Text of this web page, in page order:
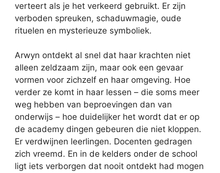
verteert als je het verkeerd gebruikt. Er zijn
verboden spreuken, schaduwmagie, oude
rituelen en mysterieuze symboliek.
Arwyn ontdekt al snel dat haar krachten niet
alleen zeldzaam zijn, maar ook een gevaar
vormen voor zichzelf en haar omgeving. Hoe
verder ze komt in haar lessen – die soms meer
weg hebben van beproevingen dan van
onderwijs – hoe duidelijker het wordt dat er op
de academy dingen gebeuren die niet kloppen.
Er verdwijnen leerlingen. Docenten gedragen
zich vreemd. En in de kelders onder de school
ligt iets verborgen dat nooit ontdekt had mogen